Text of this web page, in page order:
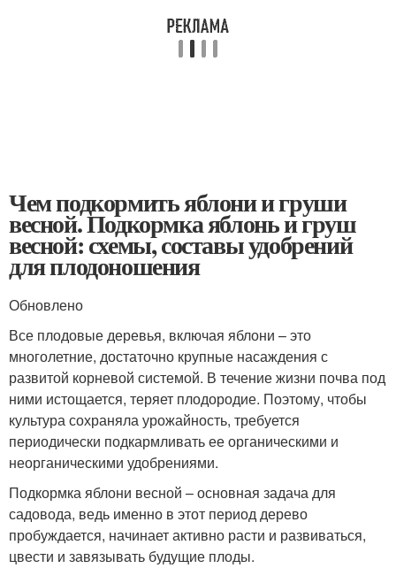
Чем подкормить яблони и груши
весной. Подкормка яблонь и груш
весной: схемы, составы удобрений
для плодоношения
Обновлено
Все плодовые деревья, включая яблони – это
многолетние, достаточно крупные насаждения с
развитой корневой системой. В течение жизни почва под
ними истощается, теряет плодородие. Поэтому, чтобы
культура сохраняла урожайность, требуется
периодически подкармливать ее органическими и
неорганическими удобрениями.
Подкормка яблони весной – основная задача для
садовода, ведь именно в этот период дерево
пробуждается, начинает активно расти и развиваться,
цвести и завязывать будущие плоды.